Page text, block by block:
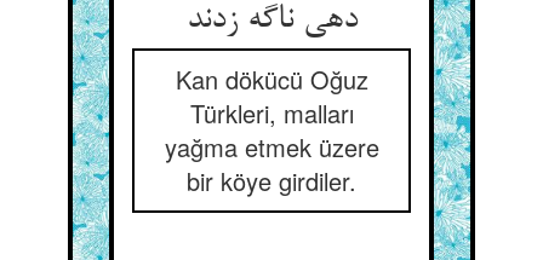
دهی ناگه زدند
Kan dökücü Oğuz
Türkleri, malları
yağma etmek üzere
bir köye girdiler.